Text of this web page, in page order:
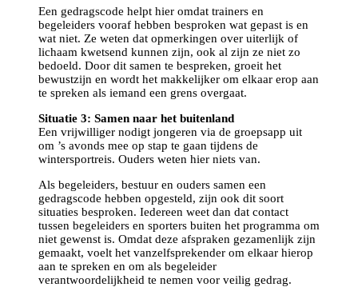
Een gedragscode helpt hier omdat trainers en
begeleiders vooraf hebben besproken wat gepast is en
wat niet. Ze weten dat opmerkingen over uiterlijk of
lichaam kwetsend kunnen zijn, ook al zijn ze niet zo
bedoeld. Door dit samen te bespreken, groeit het
bewustzijn en wordt het makkelijker om elkaar erop aan
te spreken als iemand een grens overgaat.
Situatie 3: Samen naar het buitenland
Een vrijwilliger nodigt jongeren via de groepsapp uit
om ’s avonds mee op stap te gaan tijdens de
wintersportreis. Ouders weten hier niets van.
Als begeleiders, bestuur en ouders samen een
gedragscode hebben opgesteld, zijn ook dit soort
situaties besproken. Iedereen weet dan dat contact
tussen begeleiders en sporters buiten het programma om
niet gewenst is. Omdat deze afspraken gezamenlijk zijn
gemaakt, voelt het vanzelfsprekender om elkaar hierop
aan te spreken en om als begeleider
verantwoordelijkheid te nemen voor veilig gedrag.